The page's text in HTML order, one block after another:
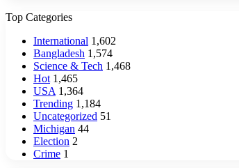
Top Categories
International 1,602
Bangladesh 1,574
Science & Tech 1,468
Hot 1,465
USA 1,364
Trending 1,184
Uncategorized 51
Michigan 44
Election 2
Crime 1